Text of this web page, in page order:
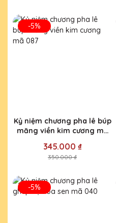
-5%
Kỷ niệm chương pha lê búp
măng viền kim cương mã
345.000 ₫
350.000 ₫
-5%